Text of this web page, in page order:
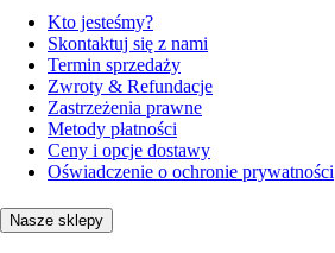
Kto jesteśmy?
Skontaktuj się z nami
Termin sprzedaży
Zwroty & Refundacje
Zastrzeżenia prawne
Metody płatności
Ceny i opcje dostawy
Oświadczenie o ochronie prywatności
Nasze sklepy